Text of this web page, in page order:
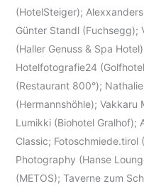
(HotelSteiger);
Günter Standl (Fuchsegg);
(Haller Genuss & Spa
Hotelfotografie24
(Restaurant 800°);
(Hermannshöhle); Vakkaru
Lumikki (Biohotel Gralhof);
Classic; Fotoschmiede.tirol
Photography (Hanse
(METOS); Taverne zum